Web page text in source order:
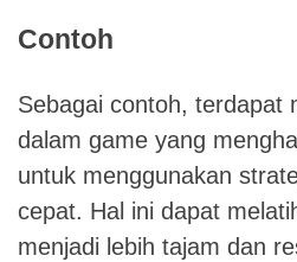
Contoh
Sebagai contoh, terdapat
dalam game yang
untuk menggunakan
cepat. Hal ini dapat
menjadi lebih tajam dan